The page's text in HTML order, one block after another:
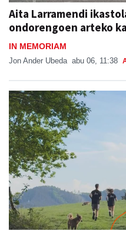
Aita Larramendi
ondorengoen arteko
IN MEMORIAM
Jon Ander Ubeda abu 06, 11:38